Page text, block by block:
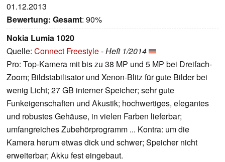
01.12.2013
Bewertung: Gesamt: 90%
Nokia Lumia 1020
Quelle: Connect Freestyle-Heft 1/2014
Pro: Top-Kamera mit bis zu 38 MP und 5 MP bei Dreifach-
Zoom; Bildstabilisator und Xenon-Blitz für gute Bilder bei
wenig Licht; 27 GB interner Speicher; sehr gute
Funkeigenschaften und Akustik; hochwertiges, elegantes
und robustes Gehäuse, in vielen Farben lieferbar;
umfangreiches Zubehörprogramm ... Kontra: um die
Kamera herum etwas dick und schwer; Speicher nicht
erweiterbar; Akku fest eingebaut.